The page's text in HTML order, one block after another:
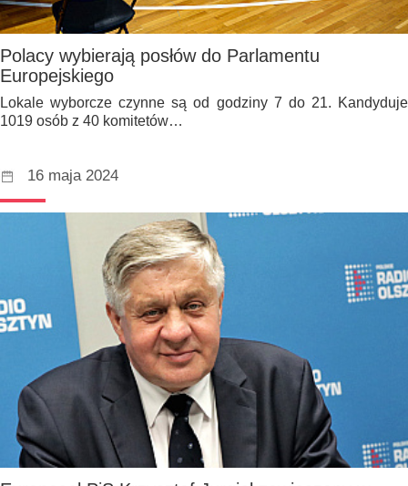
Polacy wybierają posłów do Parlamentu
Europejskiego
Lokale wyborcze czynne są od godziny 7 do 21. Kandyduje
1019 osób z 40 komitetów…
16 maja 2024